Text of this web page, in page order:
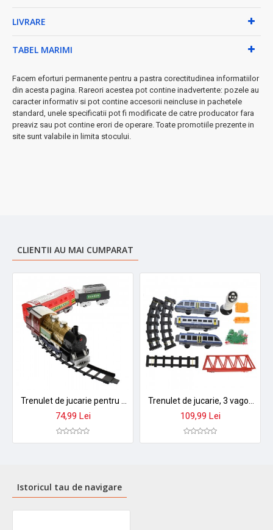
LIVRARE
TABEL MARIMI
Facem eforturi permanente pentru a pastra corectitudinea informatiilor
din acesta pagina. Rareori acestea pot contine inadvertente: pozele au
caracter informativ si pot contine accesorii neincluse in pachetele
standard, unele specificatii pot fi modificate de catre producator fara
preaviz sau pot contine erori de operare. Toate promotiile prezente in
site sunt valabile in limita stocului.
CLIENTII AU MAI CUMPARAT
74,99 Lei 109,99 Lei
Istoricul tau de navigare